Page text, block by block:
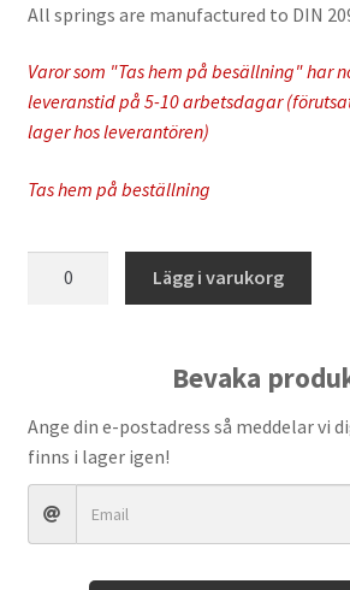
All springs are manufactured to DIN
Varor som "Tas hem på besällning" har
leveranstid på 5-10 arbetsdagar
lager hos leverantören)
Tas hem på beställning
Spring
-155N
White
Lägg i varukorg
Bevaka
Ange din e-postadress så meddelar vi
finns i lager igen!